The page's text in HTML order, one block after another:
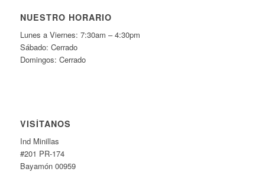
NUESTRO HORARIO
Lunes a Viernes: 7:30am – 4:30pm
Sábado: Cerrado
Domingos: Cerrado
VISÍTANOS
Ind Minillas
#201 PR-174
Bayamón 00959